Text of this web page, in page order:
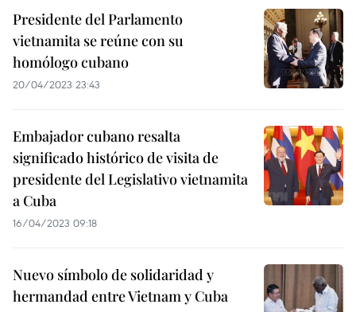
Presidente del Parlamento
vietnamita se reúne con su
homólogo cubano
20/04/2023 23:43
Embajador cubano resalta
significado histórico de visita de
presidente del Legislativo vietnamita
a Cuba
16/04/2023 09:18
Nuevo símbolo de solidaridad y
hermandad entre Vietnam y Cuba